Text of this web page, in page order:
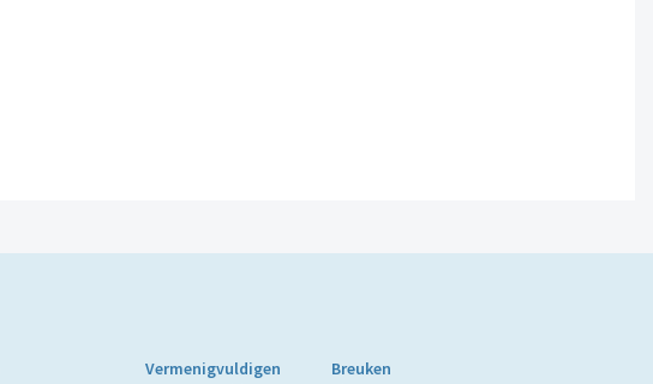
Vermenigvuldigen
Breuken